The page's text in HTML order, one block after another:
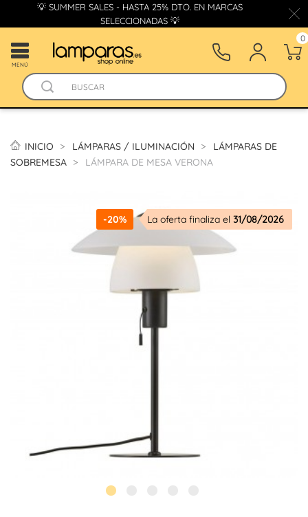
💡 SUMMER SALES - HASTA 25% DTO. EN MARCAS
SELECCIONADAS 💡
MENÚ
0
INICIO LÁMPARAS / ILUMINACIÓN
LÁMPARAS DE
SOBREMESA
LÁMPARA DE MESA VERONA
-20% La oferta finaliza el 31/08/2026